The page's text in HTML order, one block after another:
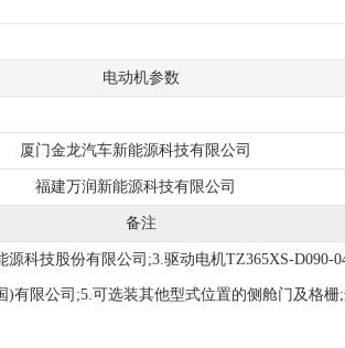
电动机参数
厦门金龙汽车新能源科技有限公司
福建万润新能源科技有限公司
备注
科技股份有限公司;3.驱动电机TZ365XS-D090-
有限公司;5.可选装其他型式位置的侧舱门及格